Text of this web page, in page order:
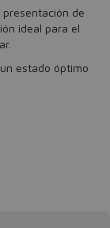
de
ideal para el
estado óptimo